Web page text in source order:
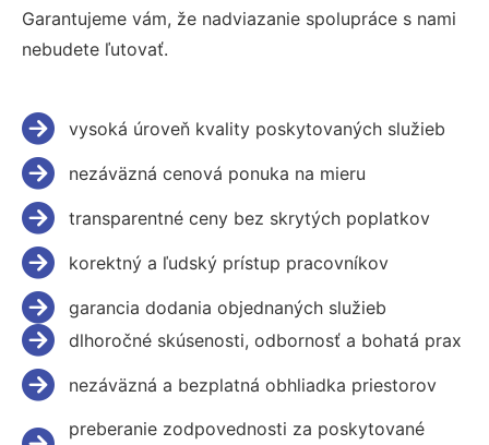
Garantujeme vám, že nadviazanie spolupráce s nami
nebudete ľutovať.
vysoká úroveň kvality poskytovaných služieb
nezáväzná cenová ponuka na mieru
transparentné ceny bez skrytých poplatkov
korektný a ľudský prístup pracovníkov
garancia dodania objednaných služieb
dlhoročné skúsenosti, odbornosť a bohatá prax
nezáväzná a bezplatná obhliadka priestorov
preberanie zodpovednosti za poskytované